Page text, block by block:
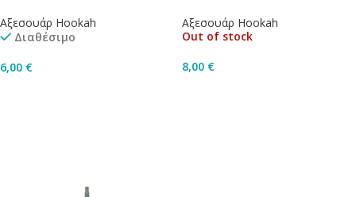
Αξεσουάρ Hookah
Διαθέσιμο
6,00 €
Αξεσουάρ Hookah
Out of stock
8,00 €